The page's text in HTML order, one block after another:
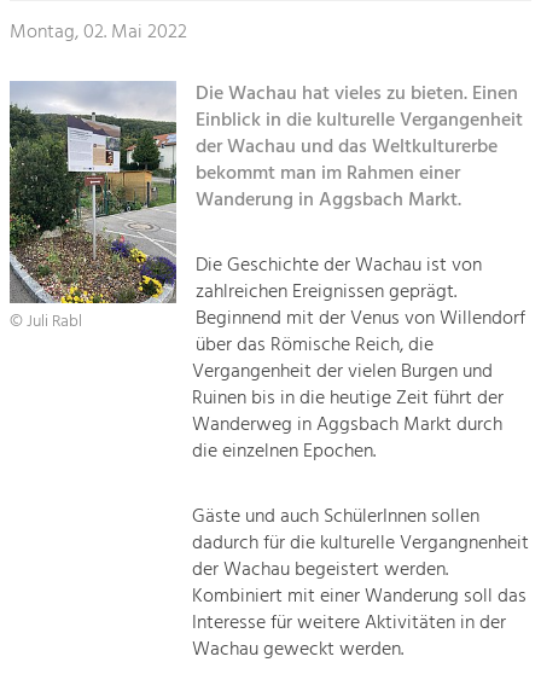
Suche
Impressum
Sitemap
Kontakt
Land- & Forstwirtschaft
Kulturlandschaft.
Tourismus
Angebotsentwicklung und
Positionierung.
Kunst & Kultur
Handwerk, Wissenschaft und Forschung.
Soziales, Bildung &
Gleichberechtigung, Jugend und
Mobilität & Energie
erneuerbare Energie
Steigerung regionaler Wertschöpfung
Montag, 02. Mai 2022
© Juli Rabl
Die Wachau hat vieles zu bieten. Einen
Einblick in die kulturelle Vergangenheit
der Wachau und das Weltkulturerbe
bekommt man im Rahmen einer
Wanderung in Aggsbach Markt.
Die Geschichte der Wachau ist von
zahlreichen Ereignissen geprägt.
Beginnend mit der Venus von Willendorf
über das Römische Reich, die
Vergangenheit der vielen Burgen und
Ruinen bis in die heutige Zeit führt der
Wanderweg in Aggsbach Markt durch
die einzelnen Epochen.
Gäste und auch SchülerInnen sollen
dadurch für die kulturelle Vergangnenheit
der Wachau begeistert werden.
Kombiniert mit einer Wanderung soll das
Interesse für weitere Aktivitäten in der
Wachau geweckt werden.